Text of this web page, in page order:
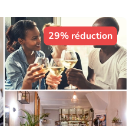
29% réduction